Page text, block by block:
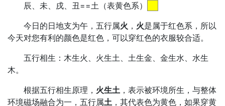
辰、未、戌、丑==土（表黄色系）
今日的日地支为午，五行属火 ， 火是属于红色系，所以
今天对您有利的颜色是红色，可以穿红色的衣服较合适。
五行相生：木生火、火生土、土生金、金生水、水生
木。
根据五行相生原理， 火生土 ，表示被环境所生，与整体
环境磁场融合为一，五行属土 ，其代表色为黄色，如果穿黄